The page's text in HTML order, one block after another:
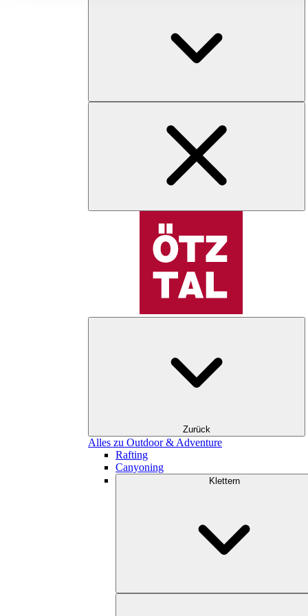
Zurück
Alles zu Outdoor & Adventure
Rafting
Canyoning
Klettern